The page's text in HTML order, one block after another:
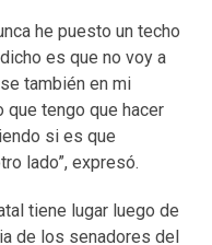
he puesto un techo
es que no voy a
también en mi
que tengo que hacer
si es que
lado”, expresó.
tiene lugar luego de
de los senadores del